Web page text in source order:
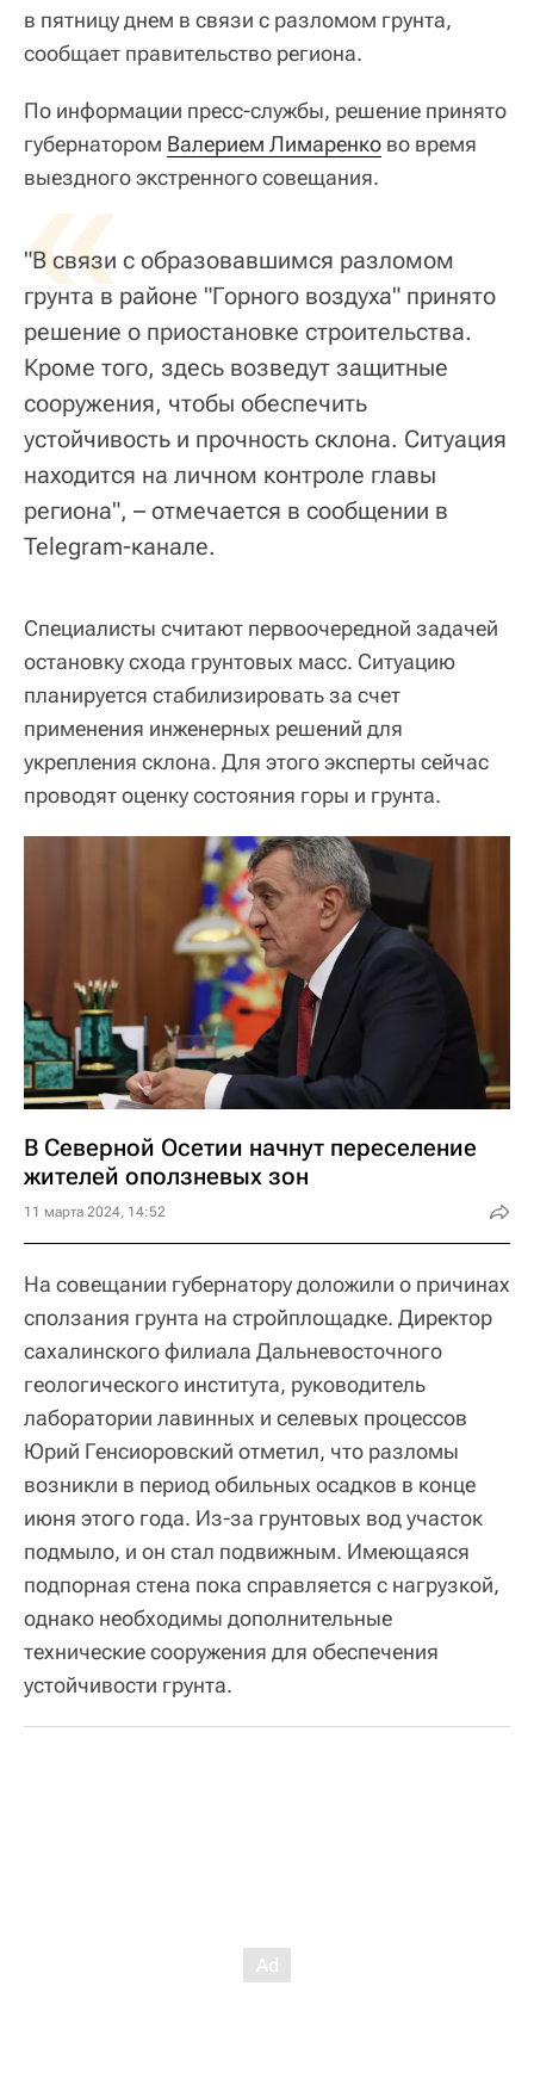
в пятницу днем в связи с разломом грунта,
сообщает правительство региона.
По информации пресс-службы, решение принято
губернатором Валерием Лимаренко во время
выездного экстренного совещания.
«
"В связи с образовавшимся разломом
грунта в районе "Горного воздуха" принято
решение о приостановке строительства.
Кроме того, здесь возведут защитные
сооружения, чтобы обеспечить
устойчивость и прочность склона. Ситуация
находится на личном контроле главы
региона", – отмечается в сообщении в
Telegram-канале.
Специалисты считают первоочередной задачей
остановку схода грунтовых масс. Ситуацию
планируется стабилизировать за счет
применения инженерных решений для
укрепления склона. Для этого эксперты сейчас
проводят оценку состояния горы и грунта.
В Северной Осетии начнут переселение
жителей оползневых зон
11 марта 2024, 14:52
На совещании губернатору доложили о причинах
сползания грунта на стройплощадке. Директор
сахалинского филиала Дальневосточного
геологического института, руководитель
лаборатории лавинных и селевых процессов
Юрий Генсиоровский отметил, что разломы
возникли в период обильных осадков в конце
июня этого года. Из-за грунтовых вод участок
подмыло, и он стал подвижным. Имеющаяся
подпорная стена пока справляется с нагрузкой,
однако необходимы дополнительные
технические сооружения для обеспечения
устойчивости грунта.